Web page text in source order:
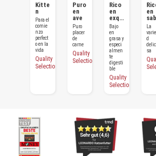
Kitte
n
Para el
comie
nzo
perfect
o en la
vida
Quality
Selection
Puro
en
ave
Puro
placer
de
carne
Quality
Selection
Rico
en
exqu
isito
cone
jo
Bajo
en
grasa y
especi
almen
te
digesti
ble
Quality
Selection
en
oso
do
La
d
sa